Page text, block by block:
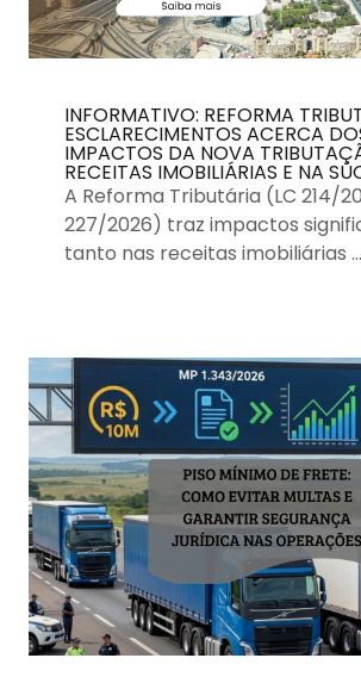
INFORMATIVO: REFORMA
ESCLARECIMENTOS ACERCA
IMPACTOS DA NOVA
RECEITAS IMOBILIÁRIAS E NA
A Reforma Tributária (LC 214/
227/2026) traz impactos
tanto nas receitas imobiliárias …